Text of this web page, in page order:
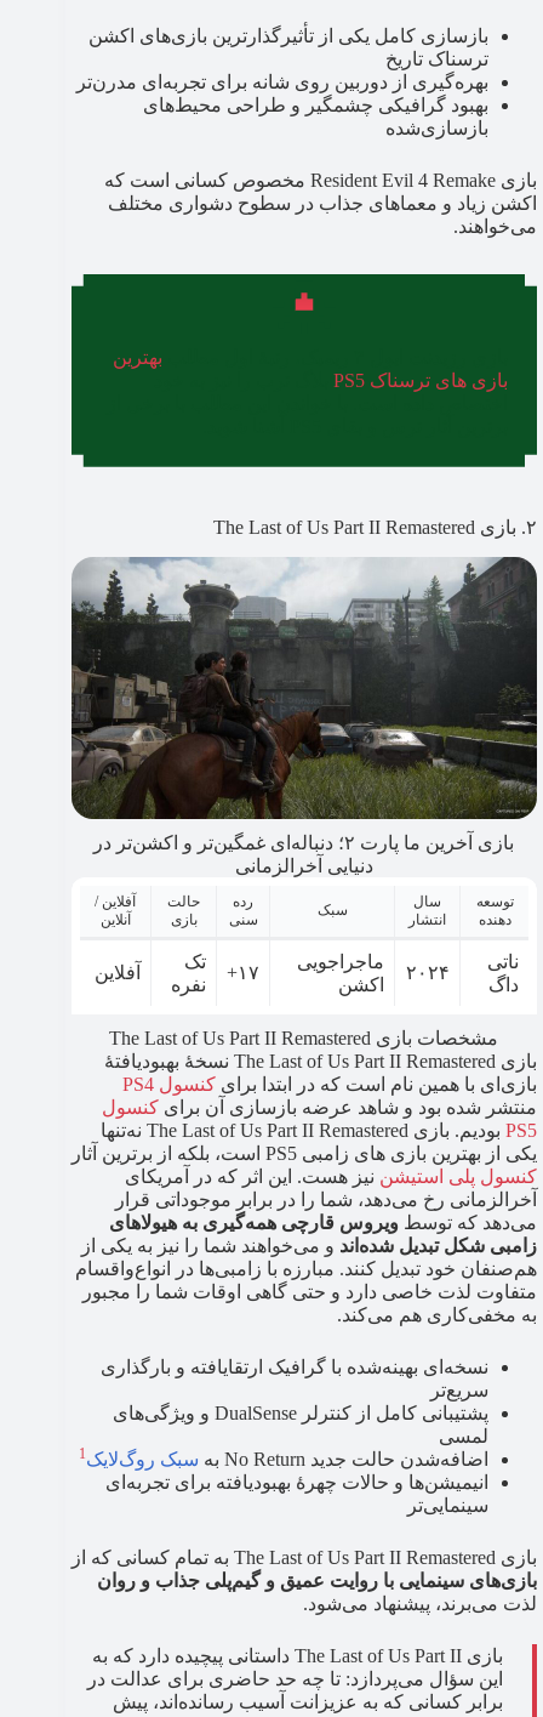
بازسازی کامل یکی از تأثیرگذارترین بازی‌های اکشن
ترسناک تاریخ
بهره‌گیری از دوربین روی شانه برای تجربه‌ای مدرن‌تر
بهبود گرافیکی چشمگیر و طراحی محیط‌های
بازسازی‌شده
بازی Resident Evil 4 Remake مخصوص کسانی است که
اکشن زیاد و معماهای جذاب در سطوح دشواری مختلف
می‌خواهند.
بهترین
بازی های ترسناک PS5
۲. بازی The Last of Us Part II Remastered
بازی آخرین ما پارت ۲؛ دنباله‌ای غمگین‌تر و اکشن‌تر در
دنیایی آخرالزمانی
توسعه
دهنده
سال
انتشار
سبک
رده
سنی
حالت
بازی
آفلاین /
آنلاین
ناتی
داگ
۲۰۲۴
ماجراجویی
اکشن
۱۷+
تک
نفره
آفلاین
مشخصات بازی The Last of Us Part II Remastered
بازی The Last of Us Part II Remastered نسخهٔ بهبود‌یافتهٔ
بازی‌ای با همین نام است که در ابتدا برای کنسول PS4
منتشر شده بود و شاهد عرضه بازسازی آن برای کنسول
PS5
بودیم. بازی The Last of Us Part II Remastered نه‌تنها
یکی از بهترین بازی های زامبی PS5 است، بلکه از برترین آثار
کنسول پلی استیشن نیز هست. این اثر که در آمریکای
آخرالزمانی رخ می‌دهد، شما را در برابر موجوداتی قرار
می‌دهد که توسط ویروس قارچی همه‌گیری به هیولاهای
زامبی شکل تبدیل شده‌اند و می‌خواهند شما را نیز به یکی از
هم‌صنفان خود تبدیل کنند. مبارزه با زامبی‌ها در انواع‌واقسام
متفاوت لذت خاصی دارد و حتی گاهی اوقات شما را مجبور
به مخفی‌کاری هم می‌کند.
نسخه‌ای بهینه‌شده با گرافیک ارتقایافته و بارگذاری
سریع‌تر
پشتیبانی کامل از کنترلر DualSense و ویژگی‌های
لمسی
اضافه‌شدن حالت جدید No Return به
سبک روگ‌لایک 1
انیمیشن‌ها و حالات چهرهٔ بهبود‌یافته برای تجربه‌ای
سینمایی‌تر
بازی The Last of Us Part II Remastered به تمام کسانی که از
بازی‌های سینمایی با روایت عمیق و گیم‌پلی جذاب و روان
لذت می‌برند، پیشنهاد می‌شود.
بازی The Last of Us Part II داستانی پیچیده دارد که به
این سؤال می‌پردازد: تا چه حد حاضری برای عدالت در
برابر کسانی که به عزیزانت آسیب رسانده‌اند، پیش